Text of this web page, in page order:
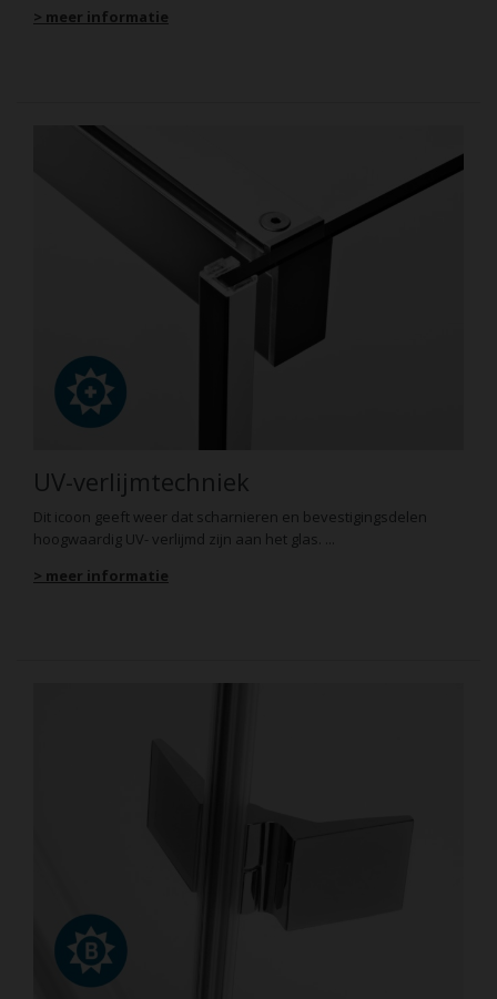
> meer informatie
UV-verlijmtechniek
Dit icoon geeft weer dat scharnieren en bevestigingsdelen
hoogwaardig UV- verlijmd zijn aan het glas. ...
> meer informatie